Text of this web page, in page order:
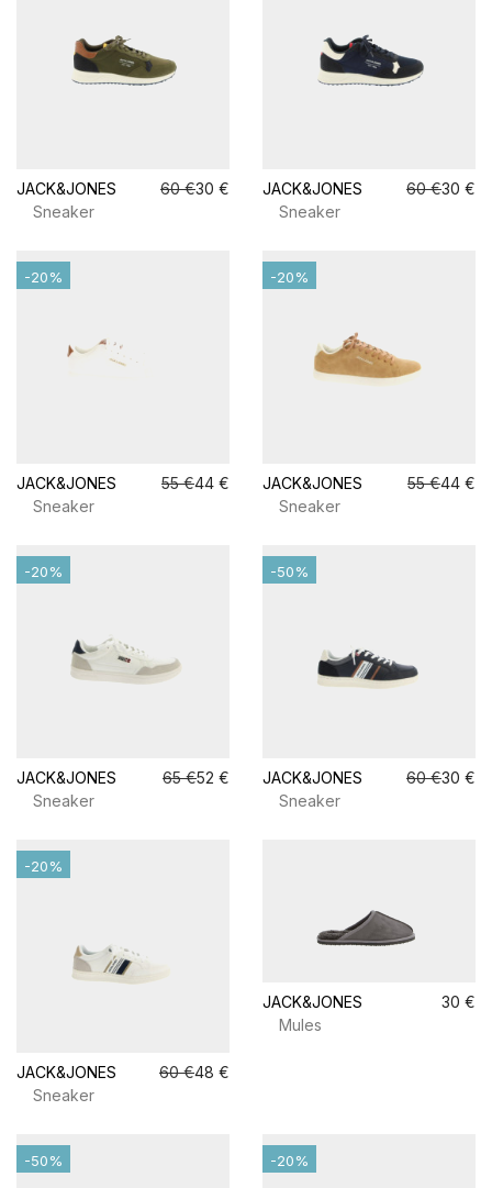
JACK&JONES 60 €30 €
Sneaker
JACK&JONES 60 €30 €
Sneaker
JACK&JONES 55 €44 €
Sneaker
-20%
JACK&JONES 55 €44 €
Sneaker
-20%
JACK&JONES 65 €52 €
Sneaker
-20%
JACK&JONES 60 €30 €
Sneaker
-50%
JACK&JONES 60 €48 €
Sneaker
-20%
JACK&JONES
30 €
Mules
-50% -20%